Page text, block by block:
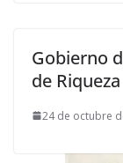
Gobierno
de
24 de octubre